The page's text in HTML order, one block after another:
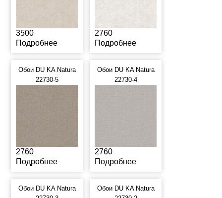
3500
Подробнее
2760
Подробнее
Обои DU KA Natura
22730-5
2760
Подробнее
Обои DU KA Natura
22730-4
2760
Подробнее
Обои DU KA Natura
Обои DU KA Natura